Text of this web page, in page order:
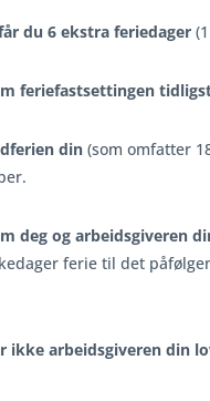
du 6 ekstra feriedager
feriefastsettingen
din (som omfatter
deg og arbeidsgiveren
ferie til det
ikke arbeidsgiveren din